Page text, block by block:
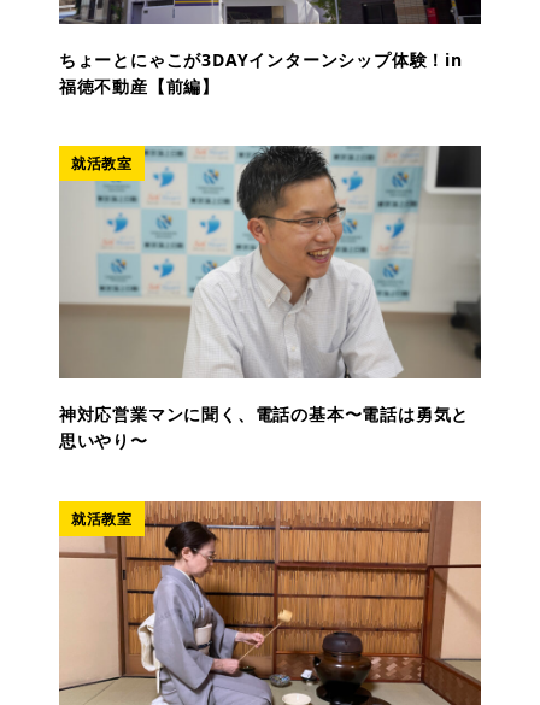
ちょーとにゃこが3DAYインターンシップ体験！in
福徳不動産【前編】
就活教室
神対応営業マンに聞く、電話の基本〜電話は勇気と
思いやり〜
就活教室